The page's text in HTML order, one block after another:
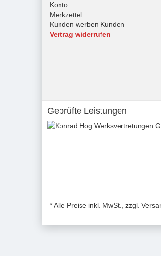
Konto
Merkzettel
Kunden werben Kunden
Vertrag widerrufen
Geprüfte Leistungen
* Alle Preise inkl. MwSt., zzgl.